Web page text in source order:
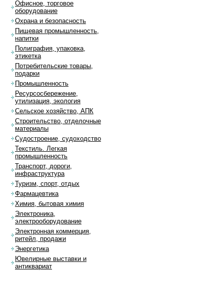
Офисное, торговое
оборудование
Охрана и безопасность
Пищевая промышленность,
напитки
Полиграфия, упаковка,
этикетка
Потребительские товары,
подарки
Промышленность
Ресурсосбережение,
утилизация, экология
Сельское хозяйство, АПК
Строительство, отделочные
материалы
Судостроение, судоходство
Текстиль. Легкая
промышленность
Транспорт, дороги,
инфраструктура
Туризм, спорт, отдых
Фармацевтика
Химия, бытовая химия
Электроника,
электрооборудование
Электронная коммерция,
ритейл, продажи
Энергетика
Ювелирные выставки и
антиквариат